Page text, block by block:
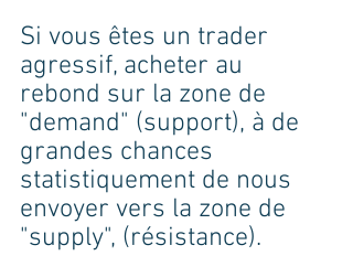
Si vous êtes un trader
agressif, acheter au
rebond sur la zone de
"demand" (support), à de
grandes chances
statistiquement de nous
envoyer vers la zone de
"supply", (résistance).